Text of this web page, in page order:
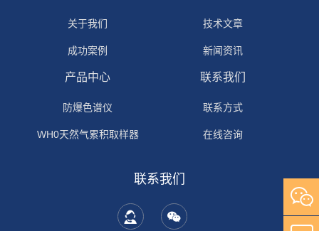
关于我们
成功案例
技术文章
新闻资讯
产品中心
防爆色谱仪
WH0天然气累积取样器
联系我们
联系方式
在线咨询
联系我们